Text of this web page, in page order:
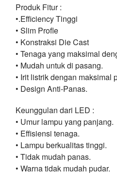
Produk Fitur :
•.Efficiency Tinggi
• Slim Profle
• Konstraksi Die Cast
• Tenaga yang maksimal
• Mudah untuk di pasang.
• Irit listrik dengan maksimal
• Design Anti-Panas.
Keunggulan dari LED :
• Umur lampu yang panjang.
• Effisiensi tenaga.
• Lampu berkualitas tinggi.
• Tidak mudah panas.
• Warna tidak mudah pudar.